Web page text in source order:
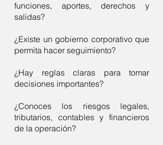
funciones, aportes, derechos y
salidas?
¿Existe un gobierno corporativo que
permita hacer seguimiento?
¿Hay reglas claras para tomar
decisiones importantes?
¿Conoces los riesgos legales,
tributarios, contables y financieros
de la operación?